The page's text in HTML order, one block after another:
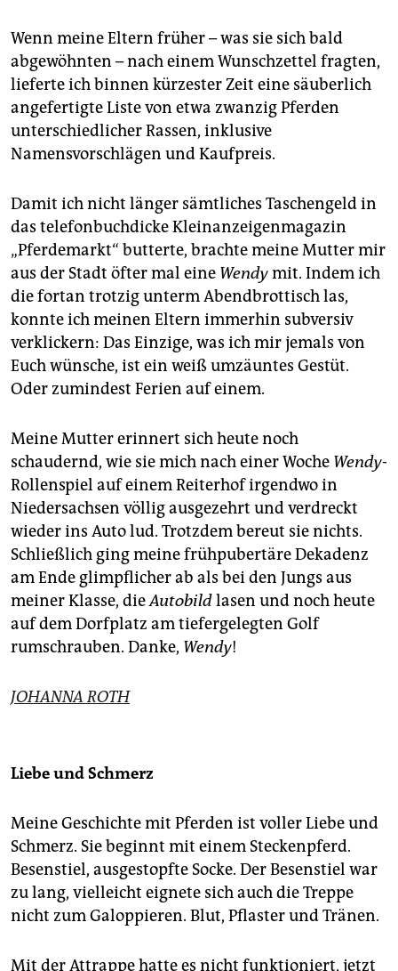
Wenn meine Eltern früher – was sie sich bald
abgewöhnten – nach einem Wunschzettel fragten,
lieferte ich binnen kürzester Zeit eine säuberlich
angefertigte Liste von etwa zwanzig Pferden
unterschiedlicher Rassen, inklusive
Namensvorschlägen und Kaufpreis.
Damit ich nicht länger sämtliches Taschengeld in
das telefonbuchdicke Kleinanzeigenmagazin
„Pferdemarkt“ butterte, brachte meine Mutter mir
aus der Stadt öfter mal eine Wendymit. Indem ich
die fortan trotzig unterm Abendbrottisch las,
konnte ich meinen Eltern immerhin subversiv
verklickern: Das Einzige, was ich mir jemals von
Euch wünsche, ist ein weiß umzäuntes Gestüt.
Oder zumindest Ferien auf einem.
Meine Mutter erinnert sich heute noch
schaudernd, wie sie mich nach einer Woche Wendy-
Rollenspiel auf einem Reiterhof irgendwo in
Niedersachsen völlig ausgezehrt und verdreckt
wieder ins Auto lud. Trotzdem bereut sie nichts.
Schließlich ging meine frühpubertäre Dekadenz
am Ende glimpflicher ab als bei den Jungs aus
meiner Klasse, dieAutobildlasen und noch heute
auf dem Dorfplatz am tiefergelegten Golf
rumschrauben. Danke, Wendy!
JOHANNA ROTH
Liebe und Schmerz
Meine Geschichte mit Pferden ist voller Liebe und
Schmerz. Sie beginnt mit einem Steckenpferd.
Besenstiel, ausgestopfte Socke. Der Besenstiel war
zu lang, vielleicht eignete sich auch die Treppe
nicht zum Galoppieren. Blut, Pflaster und Tränen.
Mit der Attrappe hatte es nicht funktioniert, jetzt